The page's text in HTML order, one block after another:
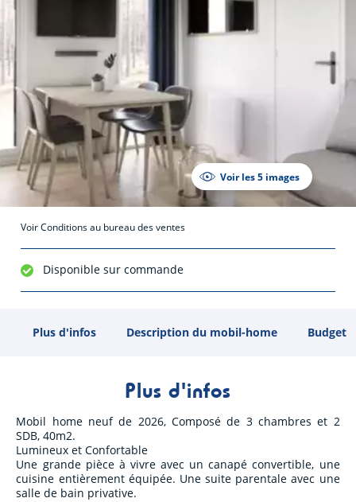
Voir les 5 images
Voir Conditions au bureau des ventes
Disponible sur commande
Plus d'infos Description du mobil-home Budget
Plus d'infos
Mobil home neuf de 2026, Composé de 3 chambres et 2
SDB, 40m2.
Lumineux et Confortable
Une grande pièce à vivre avec un canapé convertible, une
cuisine entièrement équipée. Une suite parentale avec une
salle de bain privative.